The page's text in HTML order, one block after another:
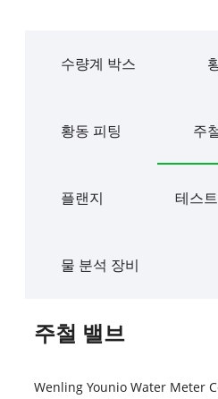
수량계 박스
황동 피팅 주
플랜지 테스
물 분석 장비
주철 밸브
Wenling Younio Water Meter